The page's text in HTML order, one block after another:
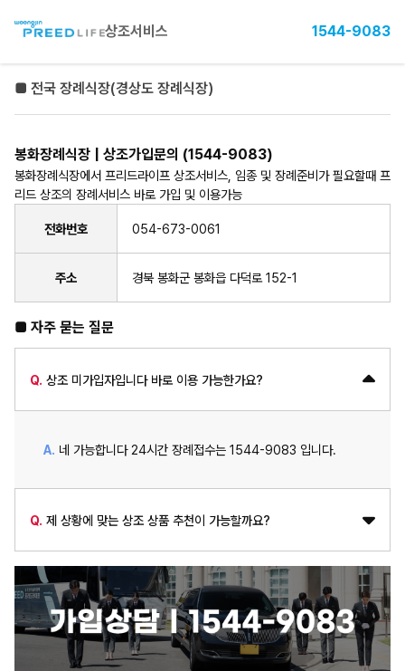
상조서비스 1544-9083
■ 전국 장례식장(경상도 장례식장)
봉화장례식장 | 상조가입문의 (1544-9083)
봉화장례식장에서 프리드라이프 상조서비스, 임종 및 장례준비가 필요할때 프
리드 상조의 장례서비스 바로 가입 및 이용가능
전화번호 054-673-0061
주소 경북 봉화군 봉화읍 다덕로 152-1
■ 자주 묻는 질문
Q. 상조 미가입자입니다 바로 이용 가능한가요?
A. 네 가능합니다 24시간 장례접수는 1544-9083 입니다.
Q. 제 상황에 맞는 상조 상품 추천이 가능할까요?